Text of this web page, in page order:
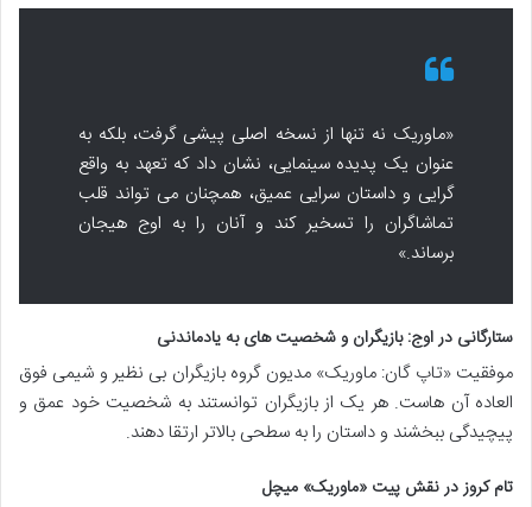
«ماوریک نه تنها از نسخه اصلی پیشی گرفت، بلکه به
عنوان یک پدیده سینمایی، نشان داد که تعهد به واقع
گرایی و داستان سرایی عمیق، همچنان می تواند قلب
تماشاگران را تسخیر کند و آنان را به اوج هیجان
برساند.»
ستارگانی در اوج: بازیگران و شخصیت های به یادماندنی
موفقیت «تاپ گان: ماوریک» مدیون گروه بازیگران بی نظیر و شیمی فوق
العاده آن هاست. هر یک از بازیگران توانستند به شخصیت خود عمق و
پیچیدگی ببخشند و داستان را به سطحی بالاتر ارتقا دهند.
تام کروزدر نقش پیت «ماوریک» میچل